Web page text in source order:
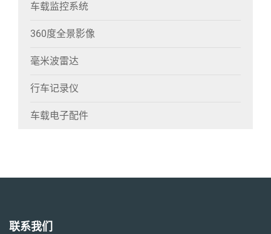
车载监控系统
360度全景影像
毫米波雷达
行车记录仪
车载电子配件
联系我们